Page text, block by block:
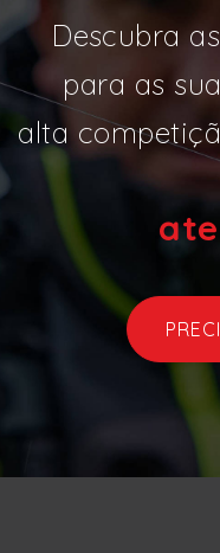
Descubra
para as
alta